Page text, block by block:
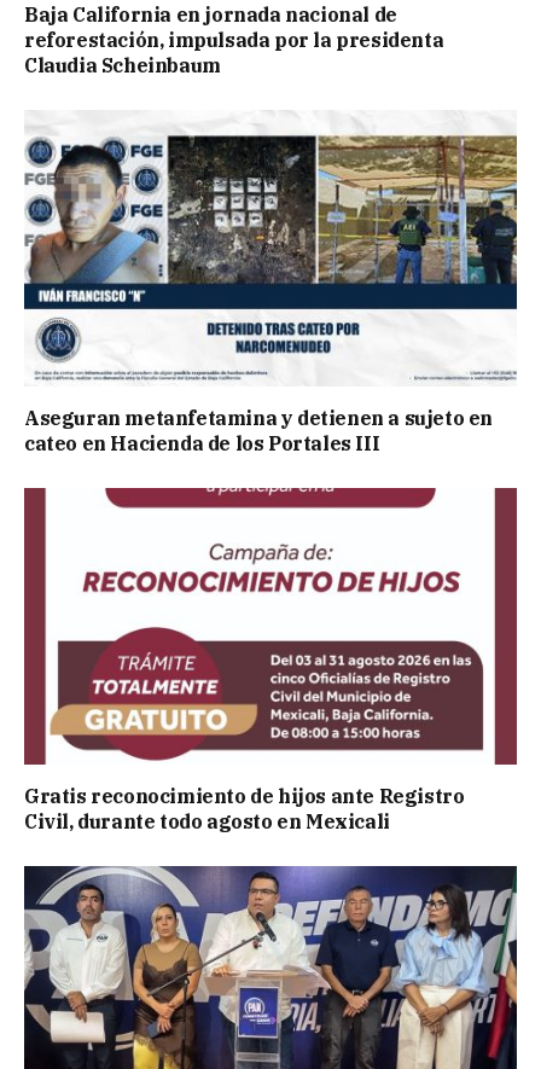
Baja California en jornada nacional de
reforestación, impulsada por la presidenta
Claudia Scheinbaum
Aseguran metanfetamina y detienen a sujeto en
cateo en Hacienda de los Portales III
Gratis reconocimiento de hijos ante Registro
Civil, durante todo agosto en Mexicali